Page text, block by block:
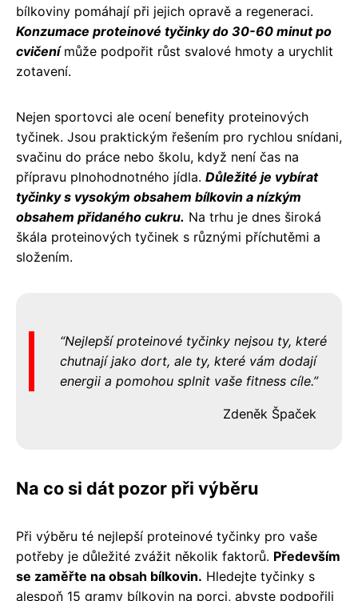
bílkoviny pomáhají při jejich opravě a regeneraci.
Konzumace proteinové tyčinky do 30-60 minut po
cvičenímůže podpořit růst svalové hmoty a urychlit
zotavení.
Nejen sportovci ale ocení benefity proteinových
tyčinek. Jsou praktickým řešením pro rychlou snídani,
svačinu do práce nebo školu, když není čas na
přípravu plnohodnotného jídla. Důležité je vybírat
tyčinky s vysokým obsahem bílkovin a nízkým
obsahem přidaného cukru. Na trhu je dnes široká
škála proteinových tyčinek s různými příchutěmi a
složením.
Nejlepší proteinové tyčinky nejsou ty, které
chutnají jako dort, ale ty, které vám dodají
energii a pomohou splnit vaše fitness cíle.
Zdeněk Špaček
Na co si dát pozor při výběru
Při výběru té nejlepší proteinové tyčinky pro vaše
potřeby je důležité zvážit několik faktorů. Především
se zaměřte na obsah bílkovin. Hledejte tyčinky s
alespoň 15 gramy bílkovin na porci, abyste podpořili